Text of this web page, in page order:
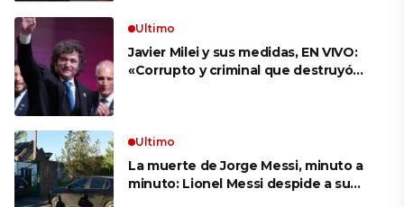
Ultimo
Javier Milei y sus medidas, EN VIVO:
«Corrupto y criminal que destruyó
Ultimo
La muerte de Jorge Messi, minuto a
minuto: Lionel Messi despide a su